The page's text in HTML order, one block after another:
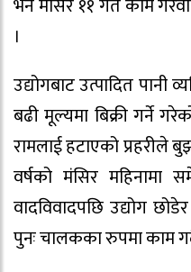
।
उद्योगबाट उत्पादित पानी
बढी मूल्यमा बिक्री गर्ने
रामलाई हटाएको प्रहरीले
वर्षको मंसिर महिनामा
वादविवादपछि उद्योग
पुनः चालकका रुपमा काम